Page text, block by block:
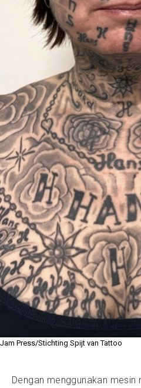
Jam Press/Stichting Spijt van Tattoo
Dengan menggunakan